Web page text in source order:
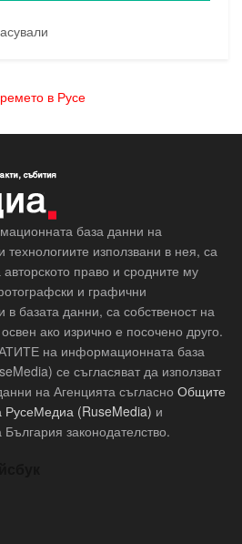
в Русе
база данни на
използвани в нея, са
право и сродните му
и графични
в базата данни, са собственост на
ако изрично е посочено друго.
на информационната база
се съгласяват да използват
на Агенцията съгласно Общите
РусеМедиа (RuseMedia) и
законодателство.